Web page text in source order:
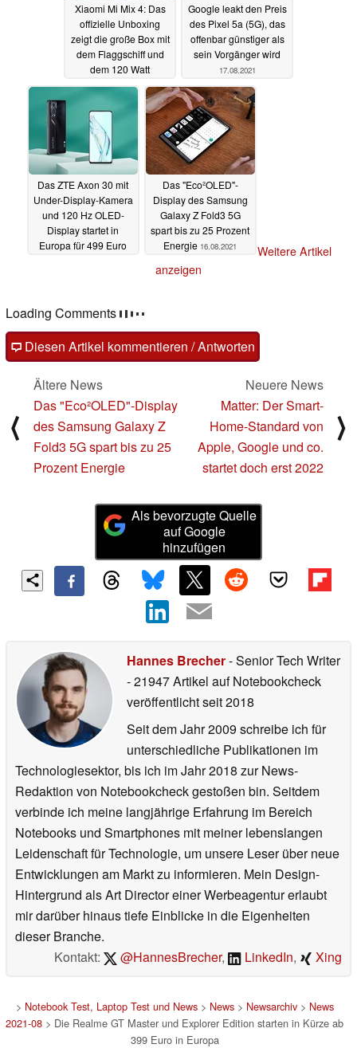
Xiaomi Mi Mix 4: Das
offizielle Unboxing
zeigt die große Box mit
dem Flaggschiff und
dem 120 Watt
Ladegerät17.08.2021
Google leakt den Preis
des Pixel 5a (5G), das
offenbar günstiger als
sein Vorgänger wird
17.08.2021
Das ZTE Axon 30 mit
Under-Display-Kamera
und 120 Hz OLED-
Display startet in
Europa für 499 Euro
Das "Eco²OLED"-
Display des Samsung
Galaxy Z Fold3 5G
spart bis zu 25 Prozent
Energie 16.08.2021
Weitere Artikel
anzeigen
Loading Comments
Diesen Artikel kommentieren / Antworten
⟨
Ältere News
Das "Eco²OLED"-Display
des Samsung Galaxy Z
Fold3 5G spart bis zu 25
Prozent Energie
Neuere News
Matter: Der Smart-
Home-Standard von
Apple, Google und co.
startet doch erst 2022
⟩
Als bevorzugte Quelle
auf Google
hinzufügen
Hannes Brecher- Senior Tech Writer
- 21947 Artikel auf Notebookcheck
veröffentlichtseit 2018
Seit dem Jahr 2009 schreibe ich für
unterschiedliche Publikationen im
Technologiesektor, bis ich im Jahr 2018 zur News-
Redaktion von Notebookcheck gestoßen bin. Seitdem
verbinde ich meine langjährige Erfahrung im Bereich
Notebooks und Smartphones mit meiner lebenslangen
Leidenschaft für Technologie, um unsere Leser über neue
Entwicklungen am Markt zu informieren. Mein Design-
Hintergrund als Art Director einer Werbeagentur erlaubt
mir darüber hinaus tiefe Einblicke in die Eigenheiten
dieser Branche.
Kontakt:
@HannesBrecher, LinkedIn, Xing
> Notebook Test, Laptop Test und News> News> Newsarchiv> News
2021-08 > Die Realme GT Master und Explorer Edition starten in Kürze ab
399 Euro in Europa